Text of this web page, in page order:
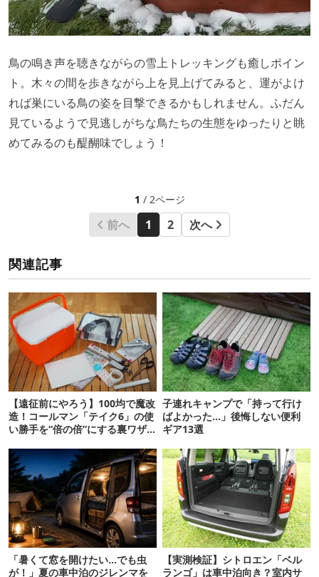
鳥の鳴き声を聴きながらの雪上トレッキングも癒しポイン
ト。木々の間を歩きながら上を見上げてみると、運がよけ
れば巣にいる鳥の姿を目撃できるかもしれません。ふだん
見ているようで見逃しがちな鳥たちの生態をゆったりと眺
めてみるのも醍醐味でしょう！
1 / 2ページ
前へ 1 2 次へ
関連記事
【遠征前にやろう】100均で魔改
造！コールマン「テイク6」の使
い勝手を“倍の倍”にする裏ワザ6
子連れキャンプで「持って行け
ばよかった…」後悔しない便利
ギア13選
「暑くて窓を開けたい…でも虫
が！」夏の車中泊のジレンマを
【実測検証】シトロエン「ベル
ランゴ」は車中泊向き？室内サ